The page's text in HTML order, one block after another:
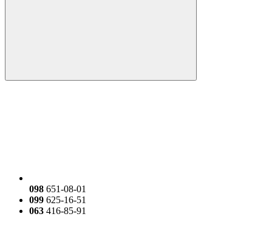
098 651-08-01
099 625-16-51
063 416-85-91